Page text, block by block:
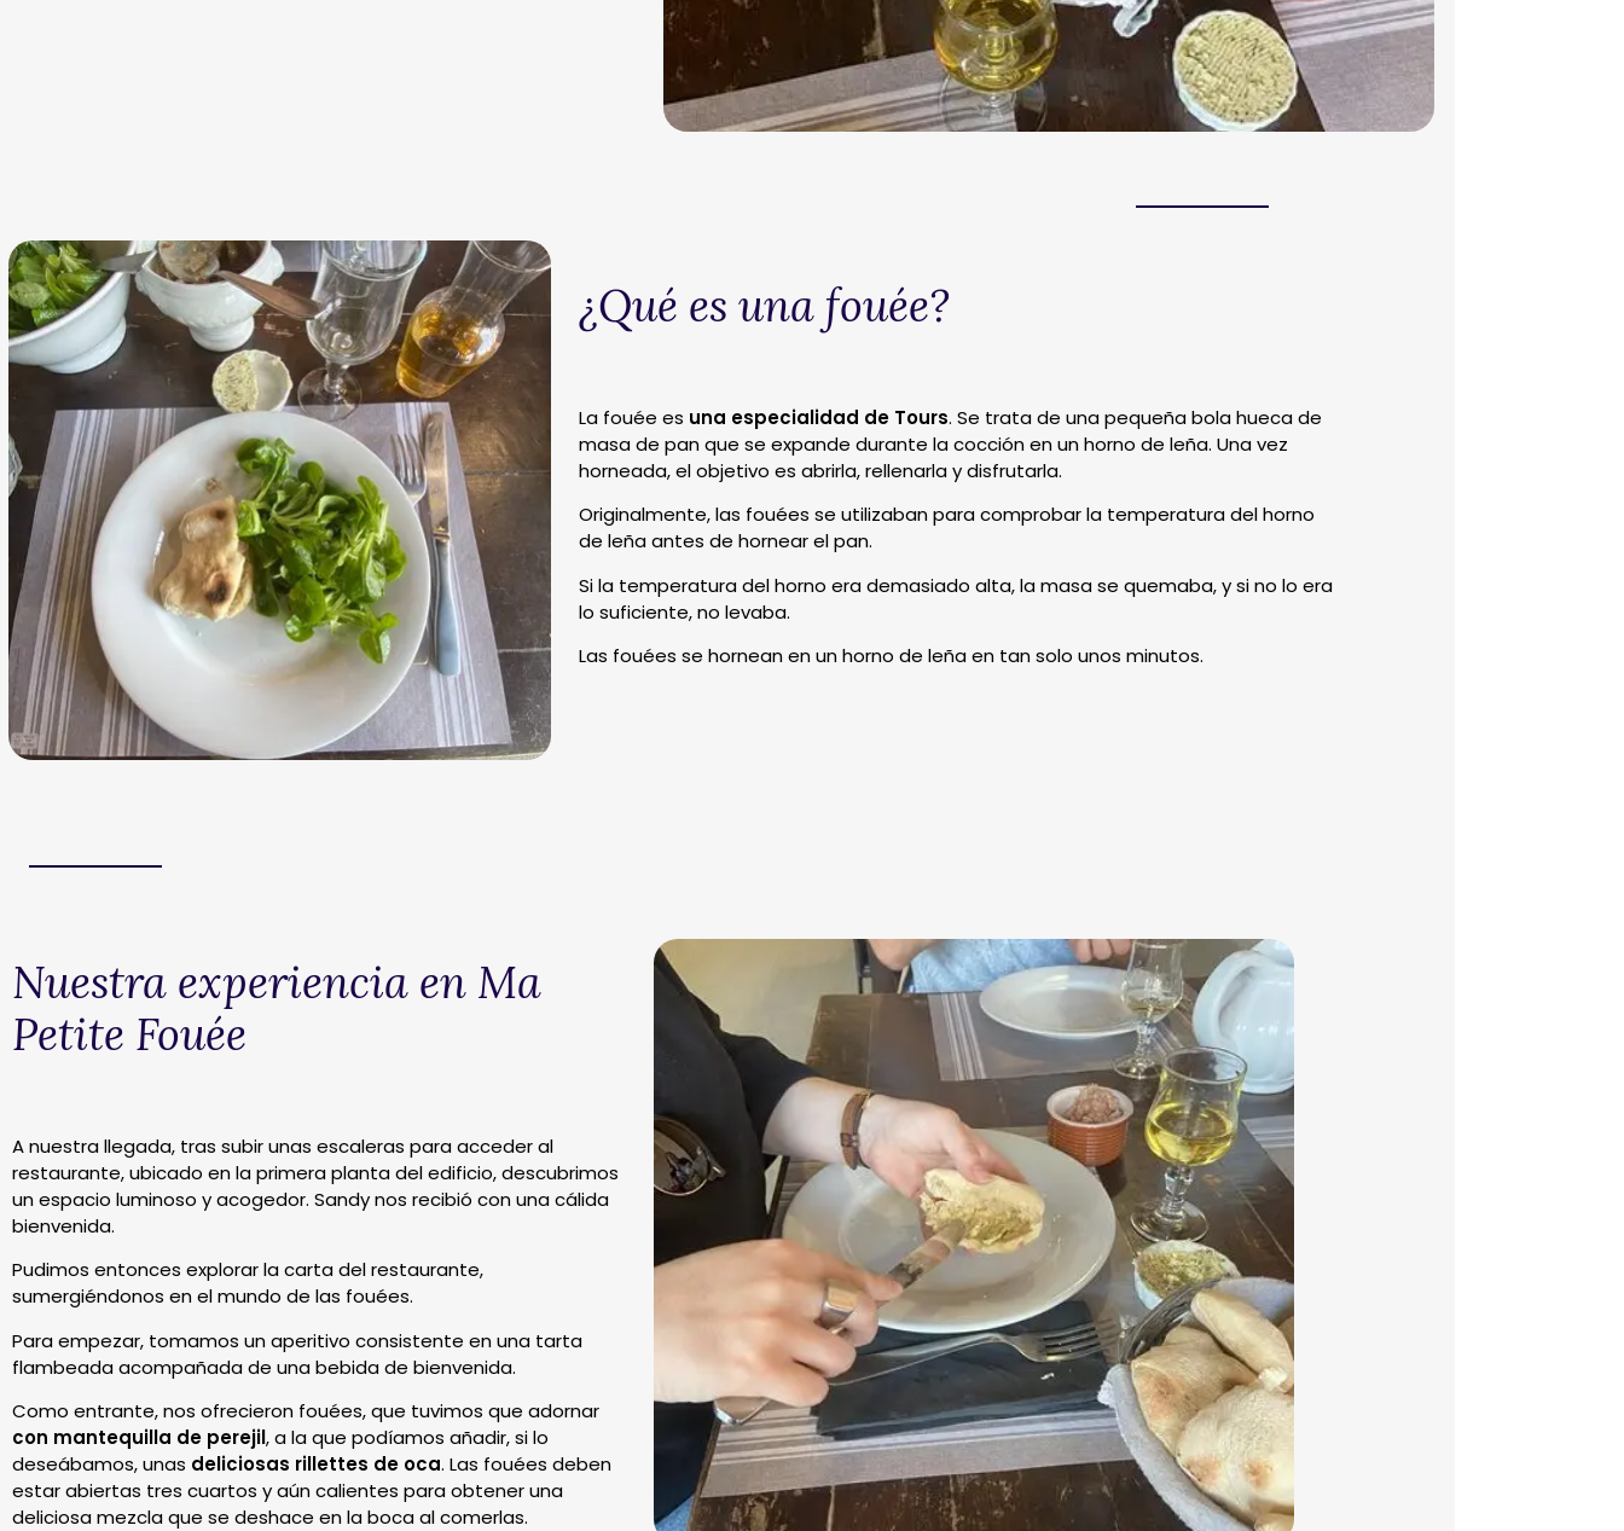
¿Qué es una fouée?
La fouée es una especialidad de Tours. Se trata de una pequeña bola hueca de
masa de pan que se expande durante la cocción en un horno de leña. Una vez
horneada, el objetivo es abrirla, rellenarla y disfrutarla.
Originalmente, las fouées se utilizaban para comprobar la temperatura del horno
de leña antes de hornear el pan.
Si la temperatura del horno era demasiado alta, la masa se quemaba, y si no lo era
lo suficiente, no levaba.
Las fouées se hornean en un horno de leña en tan solo unos minutos.
Nuestra experiencia en Ma
Petite Fouée
A nuestra llegada, tras subir unas escaleras para acceder al
restaurante, ubicado en la primera planta del edificio, descubrimos
un espacio luminoso y acogedor. Sandy nos recibió con una cálida
bienvenida.
Pudimos entonces explorar la carta del restaurante,
sumergiéndonos en el mundo de las fouées.
Para empezar, tomamos un aperitivo consistente en una tarta
flambeada acompañada de una bebida de bienvenida.
Como entrante, nos ofrecieron fouées, que tuvimos que adornar
con mantequilla de perejil, a la que podíamos añadir, si lo
deseábamos, unas deliciosas rillettes de oca. Las fouées deben
estar abiertas tres cuartos y aún calientes para obtener una
deliciosa mezcla que se deshace en la boca al comerlas.